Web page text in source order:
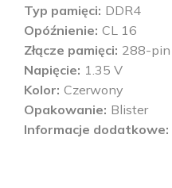
Typ pamięci DDR4
Opóźnienie CL 16
Złącze pamięci 288-pin
Napięcie 1.35 V
Kolor Czerwony
Opakowanie Blister
Informacje dodatkowe